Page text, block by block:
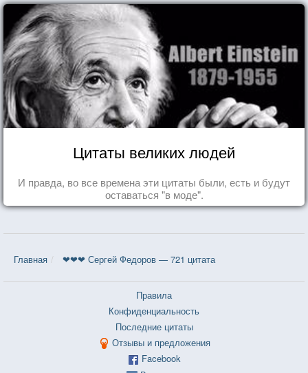
Цитаты великих людей
И правда, во все времена эти цитаты были, есть и будут
оставаться "в моде".
Главная ❤❤❤ Сергей Федоров — 721 цитата
Правила
Конфиденциальность
Последние цитаты
Отзывы и предложения
Facebook